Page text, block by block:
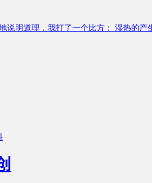
说明道理，我打了一个比方： 湿热的